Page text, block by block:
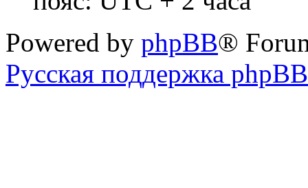
Powered by phpBB®
Русская поддержка phpBB